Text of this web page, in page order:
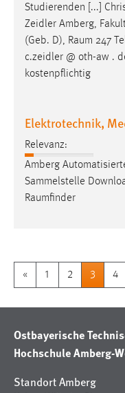
Studierenden [...]
Zeidler Amberg,
(Geb. D), Raum 247
c.zeidler @ oth-aw .
kostenpflichtig
Elektrotechnik,
Relevanz:
Amberg
Sammelstelle
Raumfinder
« 1 2 3 4
Ostbayerische
Hochschule Amberg-
Standort Amberg